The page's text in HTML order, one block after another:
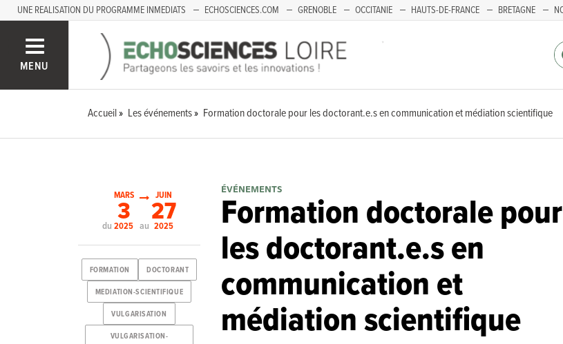
UNE REALISATION DU PROGRAMME INMEDIATS ECHOSCIENCES.COM GRENOBLE OCCITANIE HAUTS-DE-FRANCE BRETAGNE
MENU
Accueil Les événements Formation doctorale pour les doctorant.e.s en communication et médiation scientifique
ÉVÉNEMENTS
Formation doctorale pour
les doctorant.e.s en
communication et
médiation scientifique
du
MARS
3
2025 au
JUIN
27
2025
FORMATION DOCTORANT
MEDIATION-SCIENTIFIQUE
VULGARISATION
VULGARISATION-